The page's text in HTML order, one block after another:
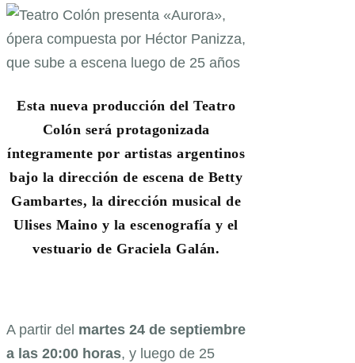
Esta nueva producción del Teatro
Colón será protagonizada
íntegramente por artistas argentinos
bajo la dirección de escena de Betty
Gambartes, la dirección musical de
Ulises Maino y la escenografía y el
vestuario de Graciela Galán.
A partir del martes 24 de septiembre
a las 20:00 horas, y luego de 25